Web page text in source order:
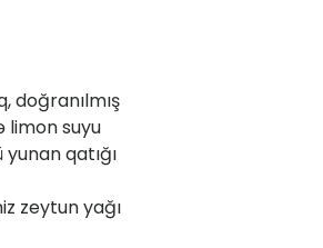
doğranılmış
limon suyu
qatığı
zeytun yağı